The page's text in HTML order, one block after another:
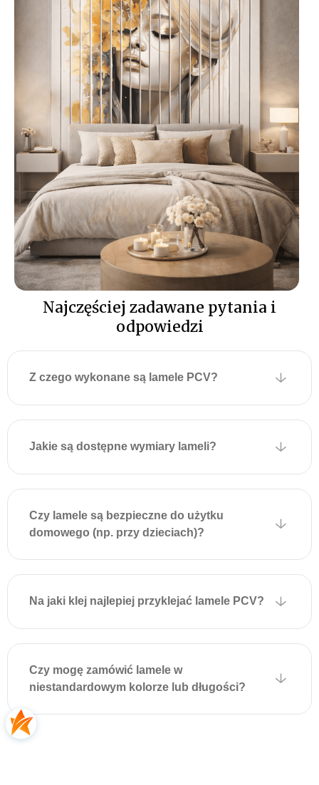
lakierowana – elegancka i
bez refleksów |
materiał:wysokiej jakości
PCV – lekki i trwały |
druk:nowoczesna
technologia UV – odporna
na blaknięcie, zapewniająca
intensywne kolory
Montaż lameli
ściennych z nadrukiem
UV
polega na naniesieniu kleju
montażowego i dociśnięciu
panelu do wyznaczonej linii;
szczegółową instrukcję
znajdziesz w zakładce „Jak
zamontować lamele
Najczęściej zadawane pytania i
odpowiedzi
Z czego wykonane są lamele PCV?
Jakie są dostępne wymiary lameli?
Czy lamele są bezpieczne do użytku
domowego (np. przy dzieciach)?
Na jaki klej najlepiej przyklejać lamele PCV?
Czy mogę zamówić lamele w
niestandardowym kolorze lub długości?